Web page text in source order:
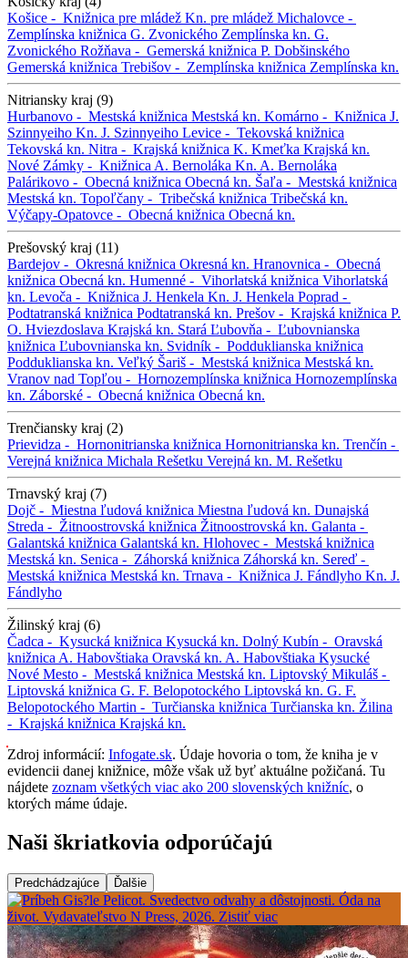
Košice - Knižnica pre mládež Kn. pre mládež Michalovce -
Zemplínska knižnica G. Zvonického Zemplínska kn. G.
Zvonického Rožňava - Gemerská knižnica P. Dobšinského
Gemerská knižnica Trebišov - Zemplínska knižnica Zemplínska kn.
Nitriansky kraj (9)
Hurbanovo - Mestská knižnica Mestská kn. Komárno - Knižnica J.
Szinnyeiho Kn. J. Szinnyeiho Levice - Tekovská knižnica
Tekovská kn. Nitra - Krajská knižnica K. Kmeťka Krajská kn.
Nové Zámky - Knižnica A. Bernoláka Kn. A. Bernoláka
Palárikovo - Obecná knižnica Obecná kn. Šaľa - Mestská knižnica
Mestská kn. Topoľčany - Tribečská knižnica Tribečská kn.
Výčapy-Opatovce - Obecná knižnica Obecná kn.
Prešovský kraj (11)
Bardejov - Okresná knižnica Okresná kn. Hranovnica - Obecná
knižnica Obecná kn. Humenné - Vihorlatská knižnica Vihorlatská
kn. Levoča - Knižnica J. Henkela Kn. J. Henkela Poprad -
Podtatranská knižnica Podtatranská kn. Prešov - Krajská knižnica P.
O. Hviezdoslava Krajská kn. Stará Ľubovňa - Ľubovnianska
knižnica Ľubovnianska kn. Svidník - Podduklianska knižnica
Podduklianska kn. Veľký Šariš - Mestská knižnica Mestská kn.
Vranov nad Topľou - Hornozemplínska knižnica Hornozemplínska
kn. Záborské - Obecná knižnica Obecná kn.
Trenčiansky kraj (2)
Prievidza - Hornonitrianska knižnica Hornonitrianska kn. Trenčín -
Verejná knižnica Michala Rešetku Verejná kn. M. Rešetku
Trnavský kraj (7)
Dojč - Miestna ľudová knižnica Miestna ľudová kn. Dunajská
Streda - Žitnoostrovská knižnica Žitnoostrovská kn. Galanta -
Galantská knižnica Galantská kn. Hlohovec - Mestská knižnica
Mestská kn. Senica - Záhorská knižnica Záhorská kn. Sereď -
Mestská knižnica Mestská kn. Trnava - Knižnica J. Fándlyho Kn. J.
Fándlyho
Žilinský kraj (6)
Čadca - Kysucká knižnica Kysucká kn. Dolný Kubín - Oravská
knižnica A. Habovštiaka Oravská kn. A. Habovštiaka Kysucké
Nové Mesto - Mestská knižnica Mestská kn. Liptovský Mikuláš -
Liptovská knižnica G. F. Belopotockého Liptovská kn. G. F.
Belopotockého Martin - Turčianska knižnica Turčianska kn. Žilina
- Krajská knižnica Krajská kn.
Zdroj informácií: Infogate.sk. Údaje hovoria o tom, že kniha je v
evidencii danej knižnice, môže však už byť aktuálne požičaná. Tu
nájdete zoznam všetkých viac ako 200 slovenských knižníc, o
ktorých máme údaje.
Naši škriatkovia odporúčajú
Predchádzajúce Ďalšie